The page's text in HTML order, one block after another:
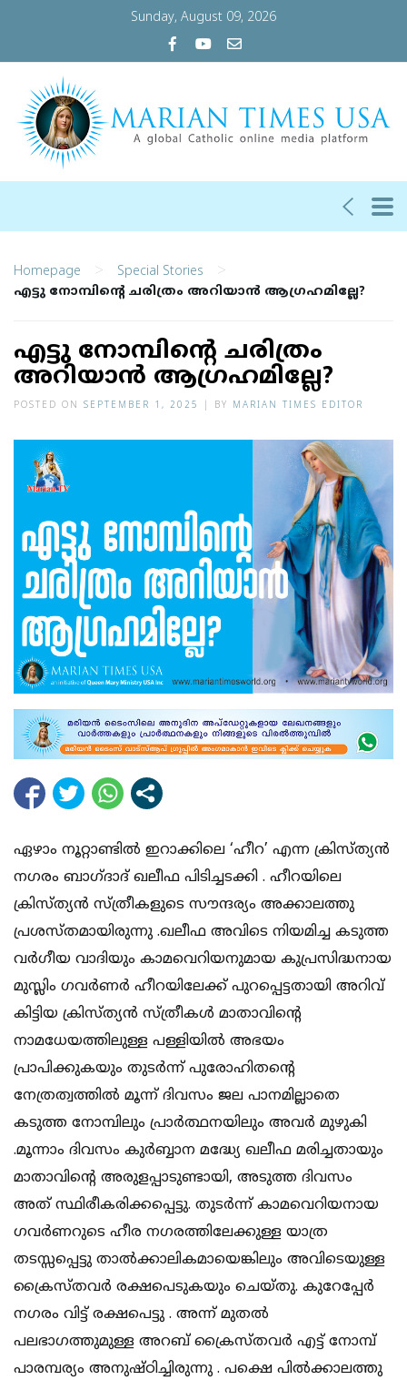
Sunday, August 09, 2026
Homepage > Special Stories >
എട്ടു നോമ്പിന്റെ ചരിത്രം അറിയാന്‍ ആഗ്രഹമില്ലേ?
എട്ടു നോമ്പിന്റെ ചരിത്രം
അറിയാന്‍ ആഗ്രഹമില്ലേ?
POSTED ON SEPTEMBER 1, 2025 BY MARIAN TIMES EDITOR
ഏഴാം നൂറ്റാണ്ടിൽ ഇറാക്കിലെ ‘ഹീറ’ എന്ന ക്രിസ്ത്യൻ
നഗരം ബാഗ്ദാദ് ഖലീഫ പിടിച്ചടക്കി . ഹീറയിലെ
ക്രിസ്ത്യൻ സ്ത്രീകളുടെ സൗന്ദര്യം അക്കാലത്തു
പ്രശസ്തമായിരുന്നു .ഖലീഫ അവിടെ നിയമിച്ച കടുത്ത
വർഗീയ വാദിയും കാമവെറിയനുമായ കുപ്രസിദ്ധനായ
മുസ്ലിം ഗവർണർ ഹീറയിലേക്ക് പുറപ്പെട്ടതായി അറിവ്
കിട്ടിയ ക്രിസ്ത്യൻ സ്ത്രീകൾ മാതാവിന്റെ
നാമധേയത്തിലുള്ള പള്ളിയിൽ അഭയം
പ്രാപിക്കുകയും തുടർന്ന് പുരോഹിതന്റെ
നേത്രത്വത്തിൽ മൂന്ന് ദിവസം ജല പാനമില്ലാതെ
കടുത്ത നോമ്പിലും പ്രാർത്ഥനയിലും അവർ മുഴുകി
.മൂന്നാം ദിവസം കുർബ്ബാന മദ്ധ്യേ ഖലീഫ മരിച്ചതായും
മാതാവിന്റെ അരുളപ്പാടുണ്ടായി, അടുത്ത ദിവസം
അത് സ്ഥിരീകരിക്കപ്പെട്ടു. തുടർന്ന് കാമവെറിയനായ
ഗവർണറുടെ ഹീര നഗരത്തിലേക്കുള്ള യാത്ര
തടസ്സപ്പെട്ടു താൽക്കാലികമായെങ്കിലും അവിടെയുള്ള
ക്രൈസ്തവർ രക്ഷപെടുകയും ചെയ്തു. കുറേപ്പേർ
നഗരം വിട്ട് രക്ഷപെട്ടു . അന്ന് മുതൽ
പലഭാഗത്തുമുള്ള അറബ് ക്രൈസ്തവർ എട്ട് നോമ്പ്
പാരമ്പര്യം അനുഷ്ഠിച്ചിരുന്നു . പക്ഷെ പിൽക്കാലത്തു